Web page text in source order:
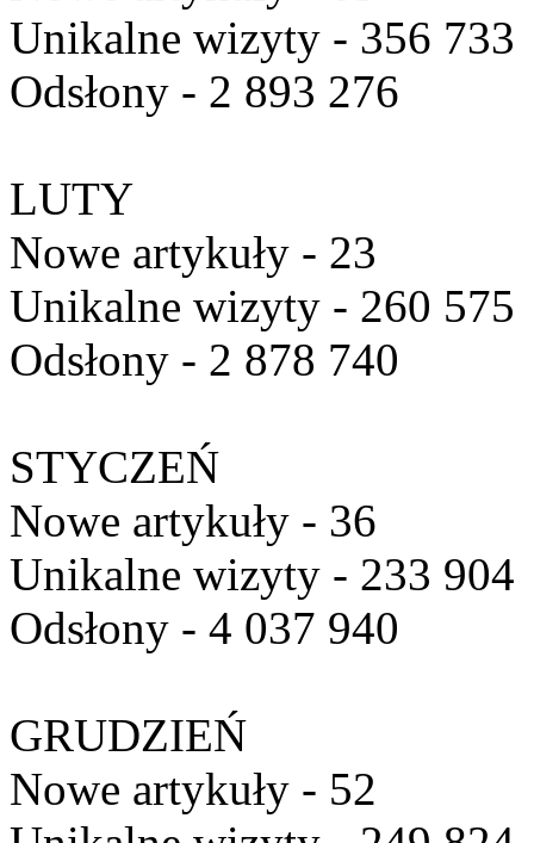
Unikalne wizyty - 356 733
Odsłony - 2 893 276
LUTY
Nowe artykuły - 23
Unikalne wizyty - 260 575
Odsłony - 2 878 740
STYCZEŃ
Nowe artykuły - 36
Unikalne wizyty - 233 904
Odsłony - 4 037 940
GRUDZIEŃ
Nowe artykuły - 52